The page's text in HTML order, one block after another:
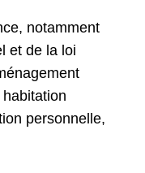
notamment
et de la loi
personnelle,